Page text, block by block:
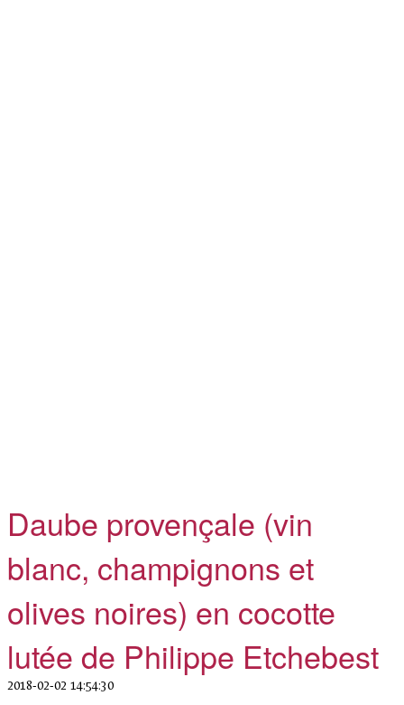
Daube provençale (vin
blanc, champignons et
olives noires) en cocotte
lutée de Philippe Etchebest
2018-02-02 14:54:30